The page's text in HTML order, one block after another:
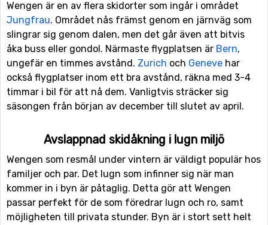
Wengen är en av flera skidorter som ingår i området
Jungfrau. Området nås främst genom en järnväg som
slingrar sig genom dalen, men det går även att bitvis
åka buss eller gondol. Närmaste flygplatsen är Bern,
ungefär en timmes avstånd. Zurich och Geneve har
också flygplatser inom ett bra avstånd, räkna med 3-4
timmar i bil för att nå dem. Vanligtvis sträcker sig
säsongen från början av december till slutet av april.
Avslappnad skidåkning i lugn miljö
Wengen som resmål under vintern är väldigt populär hos
familjer och par. Det lugn som infinner sig när man
kommer in i byn är påtaglig. Detta gör att Wengen
passar perfekt för de som föredrar lugn och ro, samt
möjligheten till privata stunder. Byn är i stort sett helt